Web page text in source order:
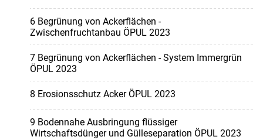
6 Begrünung von Ackerflächen -
Zwischenfruchtanbau ÖPUL 2023
7 Begrünung von Ackerflächen - System Immergrün
ÖPUL 2023
8 Erosionsschutz Acker ÖPUL 2023
9 Bodennahe Ausbringung flüssiger
Wirtschaftsdünger und Gülleseparation ÖPUL 2023